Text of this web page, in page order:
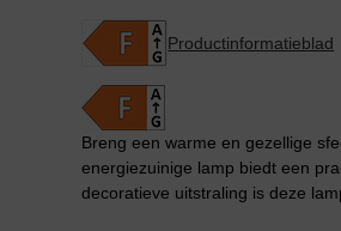
Productinformatieblad
Breng een warme en gezellige
energiezuinige lamp biedt een
decoratieve uitstraling is deze